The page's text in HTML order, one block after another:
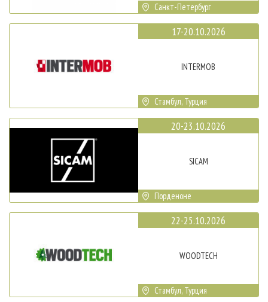
Санкт-Петербург
17-20.10.2026
INTERMOB
Стамбул, Турция
20-23.10.2026
SICAM
Порденоне
22-25.10.2026
WOODTECH
Стамбул, Турция